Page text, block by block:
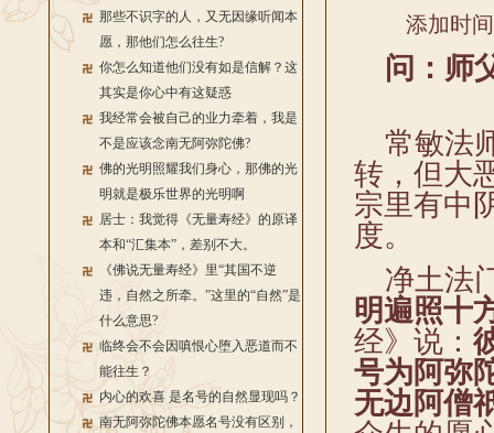
那些不识字的人，又无因缘听闻本
愿，那他们怎么往生?
你怎么知道他们没有如是信解？这
其实是你心中有这疑惑
我经常会被自己的业力牵着，我是
不是应该念南无阿弥陀佛?
佛的光明照耀我们身心，那佛的光
明就是极乐世界的光明啊
居士：我觉得《无量寿经》的原译
本和“汇集本”，差别不大。
《佛说无量寿经》里“其国不逆
违，自然之所牵。”这里的“自然”是
什么意思?
临终会不会因嗔恨心堕入恶道而不
能往生？
内心的欢喜 是名号的自然显现吗？
南无阿弥陀佛本愿名号没有区别，
添加时
问：师
常敏法
转，但大
宗里有中
度。
净土法
明遍照十
经》说：
号为阿弥
无边阿僧